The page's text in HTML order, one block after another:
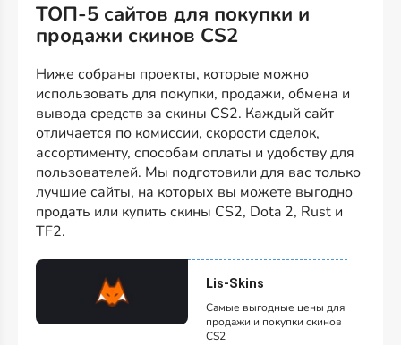
ТОП-5 сайтов для покупки и
продажи скинов CS2
Ниже собраны проекты, которые можно
использовать для покупки, продажи, обмена и
вывода средств за скины CS2. Каждый сайт
отличается по комиссии, скорости сделок,
ассортименту, способам оплаты и удобству для
пользователей. Мы подготовили для вас только
лучшие сайты, на которых вы можете выгодно
продать или купить скины CS2, Dota 2, Rust и
TF2.
Lis-Skins
Самые выгодные цены для
продажи и покупки скинов
CS2